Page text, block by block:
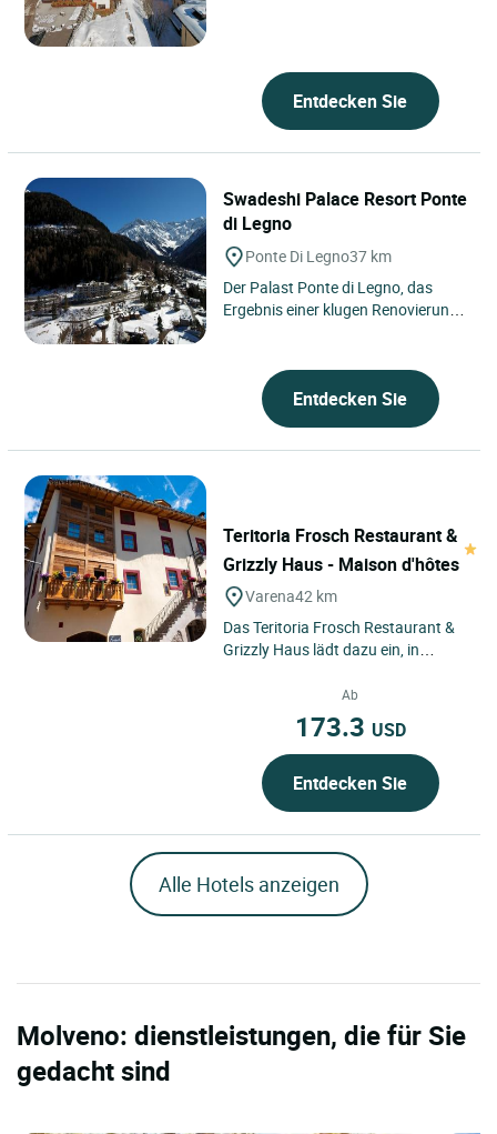
Entdecken Sie
Swadeshi Palace Resort Ponte
di Legno
Ponte Di Legno37 km
Der Palast Ponte di Legno, das
Ergebnis einer klugen Renovierung
Entdecken Sie
Teritoria Frosch Restaurant &
Grizzly Haus - Maison d'hôtes
Varena42 km
Das Teritoria Frosch Restaurant &
Grizzly Haus lädt dazu ein, in
Südtirol anzukommen, wo...
Ab
173.3 USD
Entdecken Sie
Alle Hotels anzeigen
Molveno: dienstleistungen, die für Sie
gedacht sind